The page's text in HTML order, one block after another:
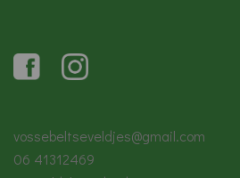
vossebeltseveldjes@gmail.com
06 41312469